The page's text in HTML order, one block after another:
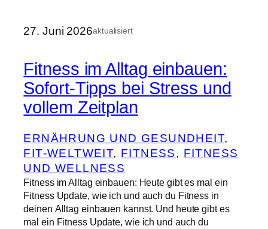
27. Juni 2026aktualisiert
Fitness im Alltag einbauen:
Sofort-Tipps bei Stress und
vollem Zeitplan
ERNÄHRUNG UND GESUNDHEIT
FIT-WELTWEIT, FITNESS, FITNESS
UND WELLNESS
Fitness im Alltag einbauen: Heute gibt es mal ein
Fitness Update, wie ich und auch du Fitness in
deinen Alltag einbauen kannst. Und heute gibt es
mal ein Fitness Update, wie ich und auch du